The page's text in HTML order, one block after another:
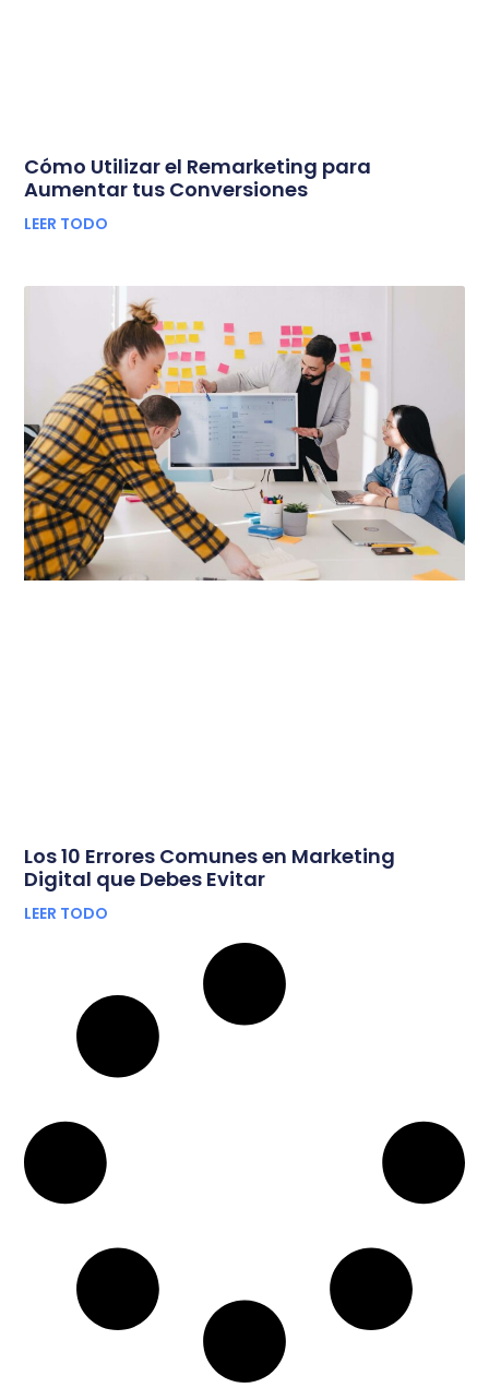
Cómo Utilizar el Remarketing para
Aumentar tus Conversiones
LEER TODO
Los 10 Errores Comunes en Marketing
Digital que Debes Evitar
LEER TODO